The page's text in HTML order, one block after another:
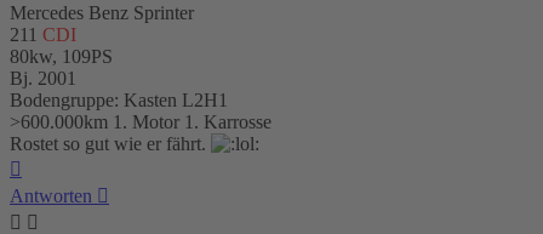
Mercedes Benz Sprinter
211 CDI
80kw, 109PS
Bj. 2001
Bodengruppe: Kasten L2H1
>600.000km 1. Motor 1. Karrosse
Rostet so gut wie er fährt.
Antworten